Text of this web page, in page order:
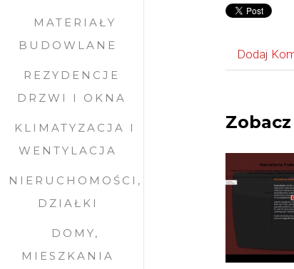
MATERIAŁY
BUDOWLANE
REZYDENCJE
DRZWI I OKNA
KLIMATYZACJA I
WENTYLACJA
NIERUCHOMOŚCI,
DZIAŁKI
DOMY,
MIESZKANIA
Dodaj